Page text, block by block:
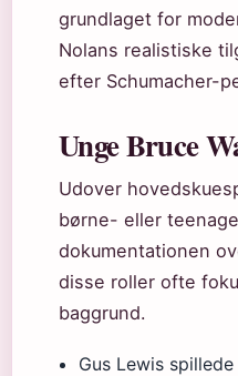
grundlaget for
Nolans realistiske
efter Schumacher-
Unge Bruce
Udover
børne- eller
dokumentationen
disse roller ofte
baggrund.
Gus Lewis